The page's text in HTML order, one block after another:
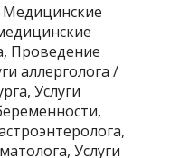
Медицинские
Проведение
аллерголога /
Услуги
Услуги